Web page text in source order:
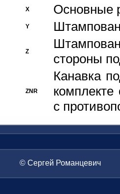
X Основные
Y
Z
стороны
ZNR
Канавка
с
© Сергей Романцевич